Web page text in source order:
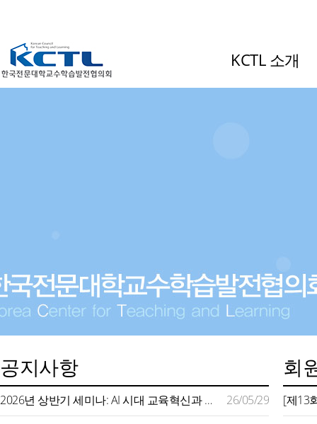
KCTL 소개
공지사항
2026년 상반기 세미나: AI 시대 교육혁신과 미래형 교수학습 지원
26/05/29
회